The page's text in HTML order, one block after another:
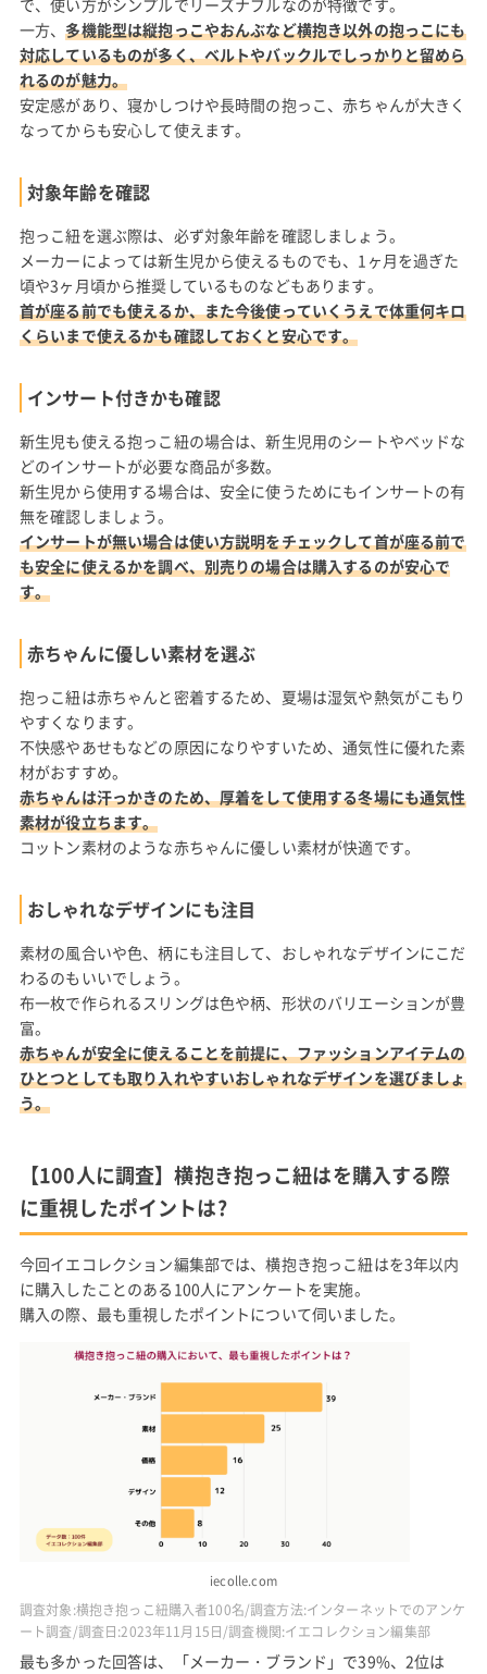
一方、多機能型は縦抱っこやおんぶなど横抱き以外の抱っこにも
対応しているものが多く、ベルトやバックルでしっかりと留めら
れるのが魅力。
安定感があり、寝かしつけや長時間の抱っこ、赤ちゃんが大きく
なってからも安心して使えます。
対象年齢を確認
抱っこ紐を選ぶ際は、必ず対象年齢を確認しましょう。
メーカーによっては新生児から使えるものでも、1ヶ月を過ぎた
頃や3ヶ月頃から推奨しているものなどもあります。
首が座る前でも使えるか、また今後使っていくうえで体重何キロ
くらいまで使えるかも確認しておくと安心です。
インサート付きかも確認
新生児も使える抱っこ紐の場合は、新生児用のシートやベッドな
どのインサートが必要な商品が多数。
新生児から使用する場合は、安全に使うためにもインサートの有
無を確認しましょう。
インサートが無い場合は使い方説明をチェックして首が座る前で
も安全に使えるかを調べ、別売りの場合は購入するのが安心で
す。
赤ちゃんに優しい素材を選ぶ
抱っこ紐は赤ちゃんと密着するため、夏場は湿気や熱気がこもり
やすくなります。
不快感やあせもなどの原因になりやすいため、通気性に優れた素
材がおすすめ。
赤ちゃんは汗っかきのため、厚着をして使用する冬場にも通気性
素材が役立ちます。
コットン素材のような赤ちゃんに優しい素材が快適です。
おしゃれなデザインにも注目
素材の風合いや色、柄にも注目して、おしゃれなデザインにこだ
わるのもいいでしょう。
布一枚で作られるスリングは色や柄、形状のバリエーションが豊
富。
赤ちゃんが安全に使えることを前提に、ファッションアイテムの
ひとつとしても取り入れやすいおしゃれなデザインを選びましょ
う。
【100人に調査】横抱き抱っこ紐はを購入する際
に重視したポイントは?
今回イエコレクション編集部では、横抱き抱っこ紐はを3年以内
に購入したことのある100人にアンケートを実施。
購入の際、最も重視したポイントについて伺いました。
iecolle.com
調査対象:横抱き抱っこ紐購入者100名/調査方法:インターネットでのアンケ
ート調査/調査日:2023年11月15日/調査機関:イエコレクション編集部
最も多かった回答は、「メーカー・ブランド」で39%、2位は